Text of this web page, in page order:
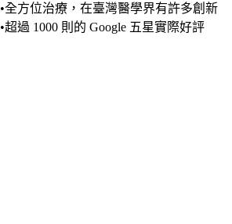
•全方位治療，在臺灣醫學界有許多創新
•超過 1000 則的 Google 五星實際好評